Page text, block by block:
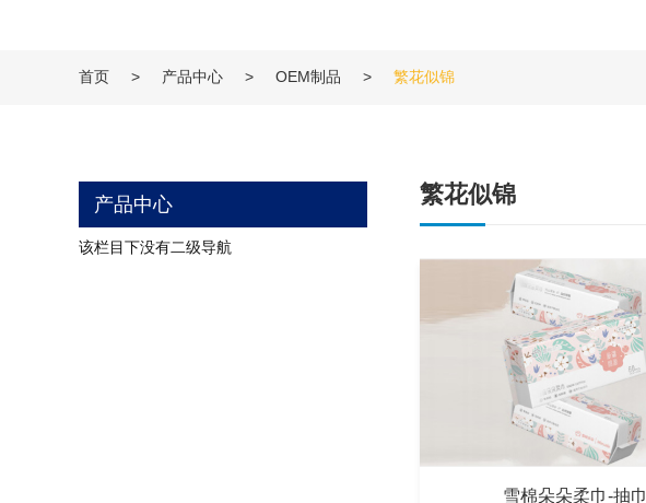
首页 > 产品中心 > OEM制品 > 繁花似锦
产品中心
该栏目下没有二级导航
繁花似锦
雪棉朵朵柔巾-抽巾